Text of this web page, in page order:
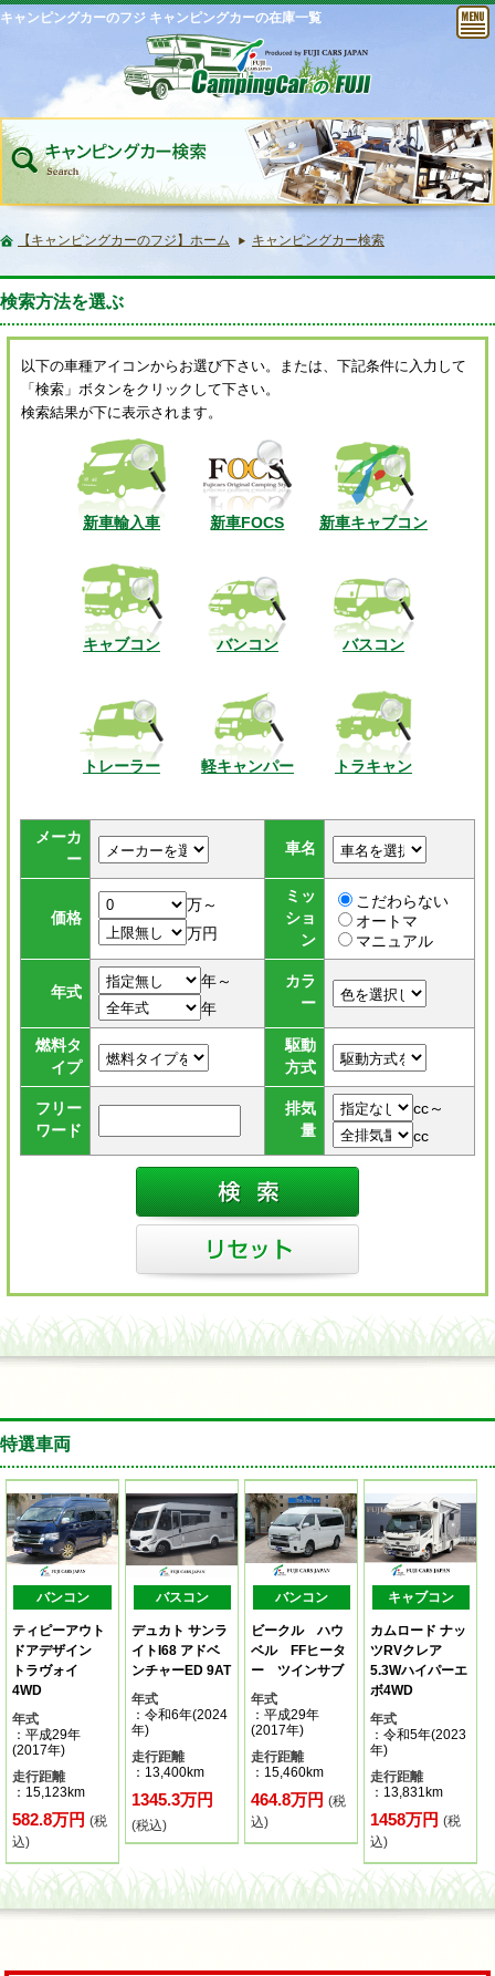
キャンピングカーのフジ キャンピングカーの在庫一覧
【キャンピングカーのフジ】ホーム キャンピングカー検索
検索方法を選ぶ
以下の車種アイコンからお選び下さい。または、下記条件に入力して
「検索」ボタンをクリックして下さい。
検索結果が下に表示されます。
新車輸入車 新車FOCS 新車キャブコン
キャブコン バンコン バスコン
トレーラー 軽キャンパー トラキャン
メーカ
ー
車名
価格
万～
万円
ミッ
ショ
ン
こだわらない
オートマ
マニュアル
年式
年～
年
カラ
ー
燃料タ
イプ
駆動
方式
フリー
ワード
排気
量
cc～
cc
特選車両
バンコン
ティピーアウト
ドアデザイン
トラヴォイ
4WD
年式
：平成29年
(2017年)
走行距離
：15,123km
582.8万円 (税
込)
バスコン
デュカト サンラ
イトI68 アドベ
ンチャーED 9AT
年式
：令和6年(2024
年)
走行距離
：13,400km
1345.3万円
(税込)
バンコン
ビークル ハウ
ベル FFヒータ
ー ツインサブ
年式
：平成29年
(2017年)
走行距離
：15,460km
464.8万円(税
込)
キャブコン
カムロード ナッ
ツRVクレア
5.3Wハイパーエ
ボ4WD
年式
：令和5年(2023
年)
走行距離
：13,831km
1458万円(税
込)